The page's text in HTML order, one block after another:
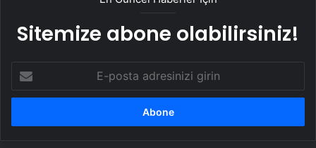
Sitemize abone olabilirsiniz!
posta
adresinizi